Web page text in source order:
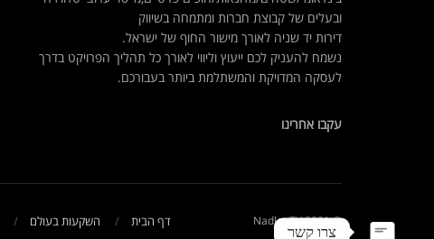
ובעלים של קבוצת חברות ומתמחה בשיווק
דירות יד שניה לאורך מישור החוף של ישראל.
נשמח להעניק לכם ייעוץ וליווי לאורך כל תהליך הפרויקט בדרך
לעסקה המדויקת והמשתלמת ביותר בעבורכם.
עקבו אחרינו
דף הבית השקעות בעולם © 2021 NadlanTV
צרו קשר